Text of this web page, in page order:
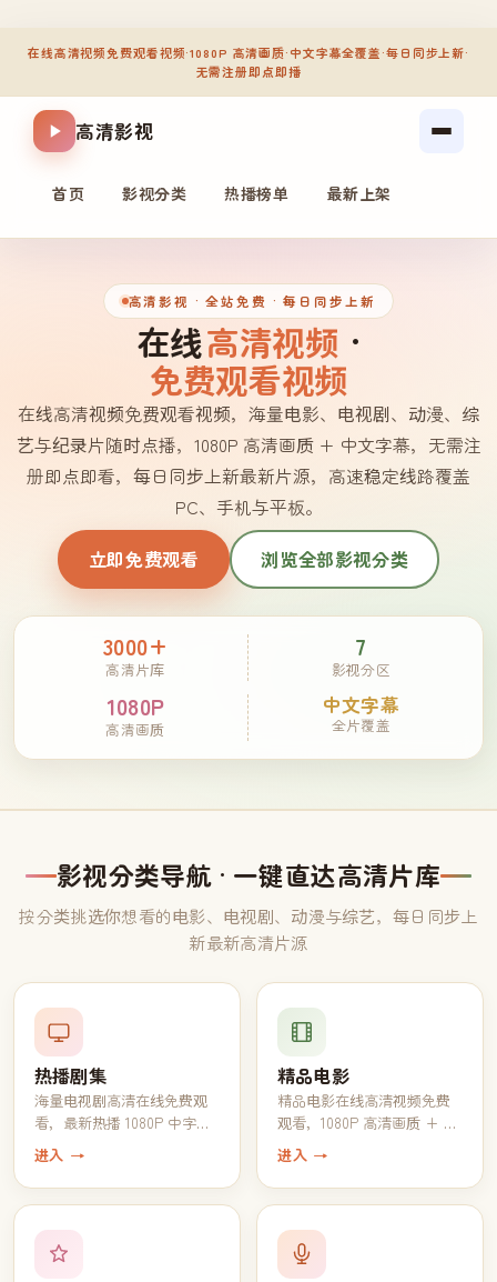
在线高清视频免费观看视频·1080P 高清画质·中文字幕全覆盖·每日同步上新·
无需注册即点即播
高清影视
首页 影视分类 热播榜单 最新上架
高清影视 · 全站免费 · 每日同步上新
在线高清视频 ·
免费观看视频
在线高清视频免费观看视频，海量电影、电视剧、动漫、综
艺与纪录片随时点播，1080P 高清画质 + 中文字幕，无需注
册即点即看，每日同步上新最新片源，高速稳定线路覆盖
PC、手机与平板。
立即免费观看 浏览全部影视分类
3000+
高清片库
7
影视分区
1080P
高清画质
中文字幕
全片覆盖
影视分类导航 · 一键直达高清片库
按分类挑选你想看的电影、电视剧、动漫与综艺，每日同步上
新最新高清片源
热播剧集
海量电视剧高清在线免费观
看，最新热播 1080P 中字完
结全集一键追完
进入 →
精品电影
精品电影在线高清视频免费
观看，1080P 高清画质 + 中
文字幕一键播放
进入 →